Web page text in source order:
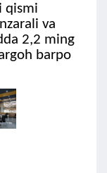
qismi
va
2,2 ming
barpo